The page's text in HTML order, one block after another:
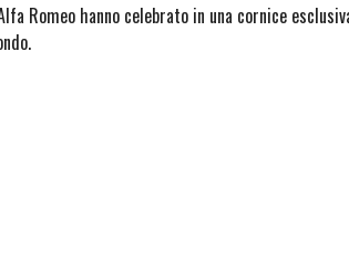
Romeo hanno celebrato in una cornice